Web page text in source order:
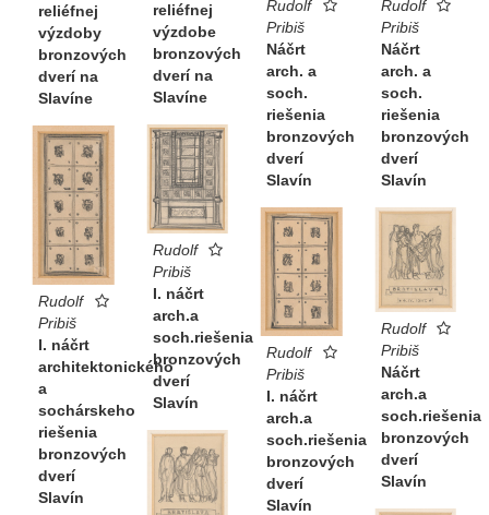
reliéfnej
výzdoby
bronzových
dverí na
Slavíne
reliéfnej
výzdobe
bronzových
dverí na
Slavíne
Rudolf
Pribiš
Náčrt
arch. a
soch.
riešenia
bronzových
dverí
Slavín
Rudolf
Pribiš
Náčrt
arch. a
soch.
riešenia
bronzových
dverí
Slavín
Rudolf
Pribiš
I. náčrt
arch.a
soch.riešenia
bronzových
dverí
Slavín
Rudolf
Pribiš
I. náčrt
architektonického
a
sochárskeho
riešenia
bronzových
dverí
Slavín
Rudolf
Pribiš
I. náčrt
arch.a
soch.riešenia
bronzových
dverí
Slavín
Rudolf
Pribiš
Náčrt
arch.a
soch.riešenia
bronzových
dverí
Slavín